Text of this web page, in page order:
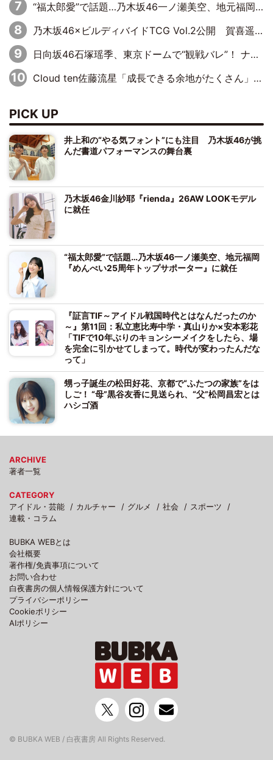
“福太郎愛”で話題…乃木坂46一ノ瀬美空、地元福岡『めんべい25周年トップサポーター』に就任
乃木坂46×ビルディバイドTCG Vol.2公開 賀喜遥香＆田村真佑が『京まふ』ステージに登壇
日向坂46石塚瑶季、東京ドームで“観戦バレ”！ ナイツ・塙も認めた「巨人に詳しすぎるアイドル」は元VENUSスクール生で杉内コーチ推し⁉
Cloud ten佐藤流星「成長できる余地がたくさん」、本田高優「何度見ても飽きない公演に」
PICK UP
井上和の“やる気フォント”にも注目 乃木坂46が挑
んだ書道パフォーマンスの舞台裏
乃木坂46金川紗耶『rienda』26AW LOOKモデル
に就任
“福太郎愛”で話題…乃木坂46一ノ瀬美空、地元福岡
『めんべい25周年トップサポーター』に就任
『証言TIF～アイドル戦国時代とはなんだったのか
～』第11回：私立恵比寿中学・真山りか×安本彩花
「TIFで10年ぶりのキョンシーメイクをしたら、場
を完全に引かせてしまって。時代が変わったんだな
って」
甥っ子誕生の松田好花、京都で“ふたつの家族”をは
しご！ “母”黒谷友香に見送られ、“父”松岡昌宏とは
ハシゴ酒
ARCHIVE
著者一覧
CATEGORY
アイドル・芸能
カルチャー グルメ 社会
スポーツ
連載・コラム
BUBKA WEBとは
会社概要
著作権/免責事項について
お問い合わせ
白夜書房の個人情報保護方針について
プライバシーポリシー
Cookieポリシー
AIポリシー
© BUBKA WEB / 白夜書房 All Rights Reserved.